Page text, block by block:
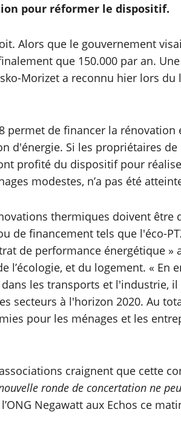
pour réformer le dispositif.
Alors que le gouvernement
que 150.000 par an.
Morizet a reconnu hier lors
permet de financer la
d'énergie. Si les propriétaires
profité du dispositif pour
modestes, n’a pas été
thermiques doivent être
de financement tels que l'éco-
de performance énergétique
l’écologie, et du logement. « En
les transports et l'industrie,
secteurs à l'horizon 2020. Au
pour les ménages et les
craignent que cette
ronde de concertation ne
Negawatt aux Echos ce